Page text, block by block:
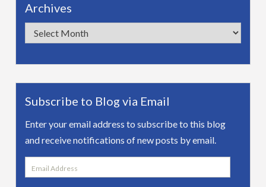
Archives
Archives
Subscribe to Blog via Email
Enter your email address to subscribe to this blog
and receive notifications of new posts by email.
Email
Address